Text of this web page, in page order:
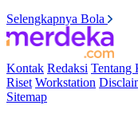
Selengkapnya Bola
Kontak Redaksi Tentang
Riset Workstation
Sitemap